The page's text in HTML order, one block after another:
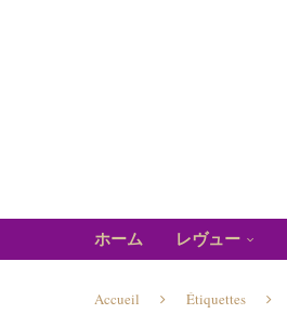
ホーム レヴュー
Accueil Étiquettes